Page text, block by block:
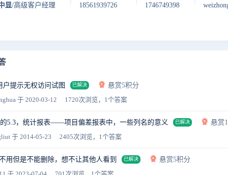
显/高级客户经理
18561939726
1746749398
户提示无权访问试图 已解决
悬赏5积分
于 2020-03-12 1720次浏览，1个答案
5.3，统计报表——项目偏差报表中，一些列名的意义 已解决
悬赏
于 2014-05-23 2405次浏览，1个答案
用但是不能删除，想不让其他人看到 已解决
悬赏5积分